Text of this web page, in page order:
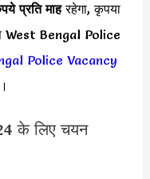
प्रति माहरहेगा, कृपया
West Bengal Police
Police Vacancy
के लिए चयन